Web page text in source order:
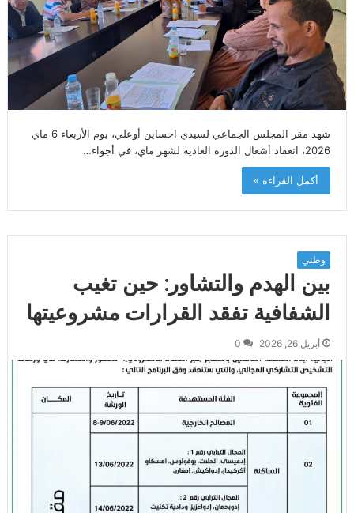
شهد مقر المجلس الجماعي لسيدي احساين أوعلي، يوم الأربعاء 6 ماي
2026، انعقاد أشغال الدورة العادية لشهر ماي، في أجواء…
أكمل القراءة »
وطني
بين الهدم والتشاور: حين تغيب
الشفافية تفقد القرارات مشروعيتها
أبريل 26, 2026 0